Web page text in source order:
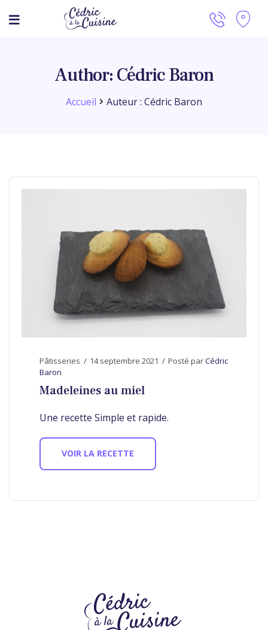
Author: Cédric Baron
Accueil Auteur : Cédric Baron
Pâtisseries 14 septembre 2021 Posté parCédric
Baron
Madeleines au miel
Une recette Simple et rapide.
VOIR LA RECETTE